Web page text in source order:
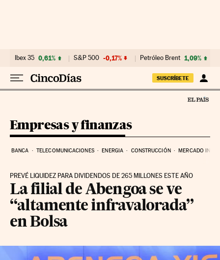
Ibex 35 0,61% S&P 500 -0,17% Petróleo Brent 1,09%
SUSCRÍBETE
Empresas y finanzas
BANCA TELECOMUNICACIONES ENERGIA CONSTRUCCIÓN MERCADO
PREVÉ LIQUIDEZ PARA DIVIDENDOS DE 265 MILLONES ESTE AÑO
La filial de Abengoa se ve
“altamente infravalorada”
en Bolsa